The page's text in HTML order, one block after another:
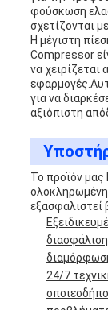
φούσκωση
σχετίζονται
Η μέγιστη
Compressor
να χειρίζεται
για να
αξιόπιστη
Το προϊόν
ολοκληρωμένη
εξασφαλιστεί
24/7